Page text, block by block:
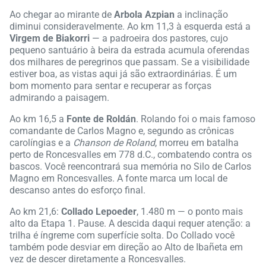
Ao chegar ao mirante de Arbola Azpian a inclinação
diminui consideravelmente. Ao km 11,3 à esquerda está a
Virgem de Biakorri — a padroeira dos pastores, cujo
pequeno santuário à beira da estrada acumula oferendas
dos milhares de peregrinos que passam. Se a visibilidade
estiver boa, as vistas aqui já são extraordinárias. É um
bom momento para sentar e recuperar as forças
admirando a paisagem.
Ao km 16,5 a Fonte de Roldán. Rolando foi o mais famoso
comandante de Carlos Magno e, segundo as crônicas
carolíngias e a Chanson de Roland, morreu em batalha
perto de Roncesvalles em 778 d.C., combatendo contra os
bascos. Você reencontrará sua memória no Silo de Carlos
Magno em Roncesvalles. A fonte marca um local de
descanso antes do esforço final.
Ao km 21,6: Collado Lepoeder, 1.480 m — o ponto mais
alto da Etapa 1. Pause. A descida daqui requer atenção: a
trilha é íngreme com superfície solta. Do Collado você
também pode desviar em direção ao Alto de Ibañeta em
vez de descer diretamente a Roncesvalles.